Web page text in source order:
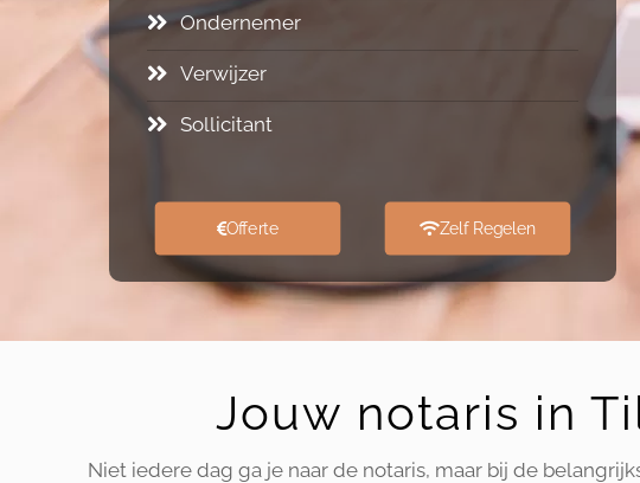
Ondernemer
Verwijzer
Sollicitant
Offerte Zelf Regelen
Jouw notaris in
Niet iedere dag ga je naar de notaris, maar bij de